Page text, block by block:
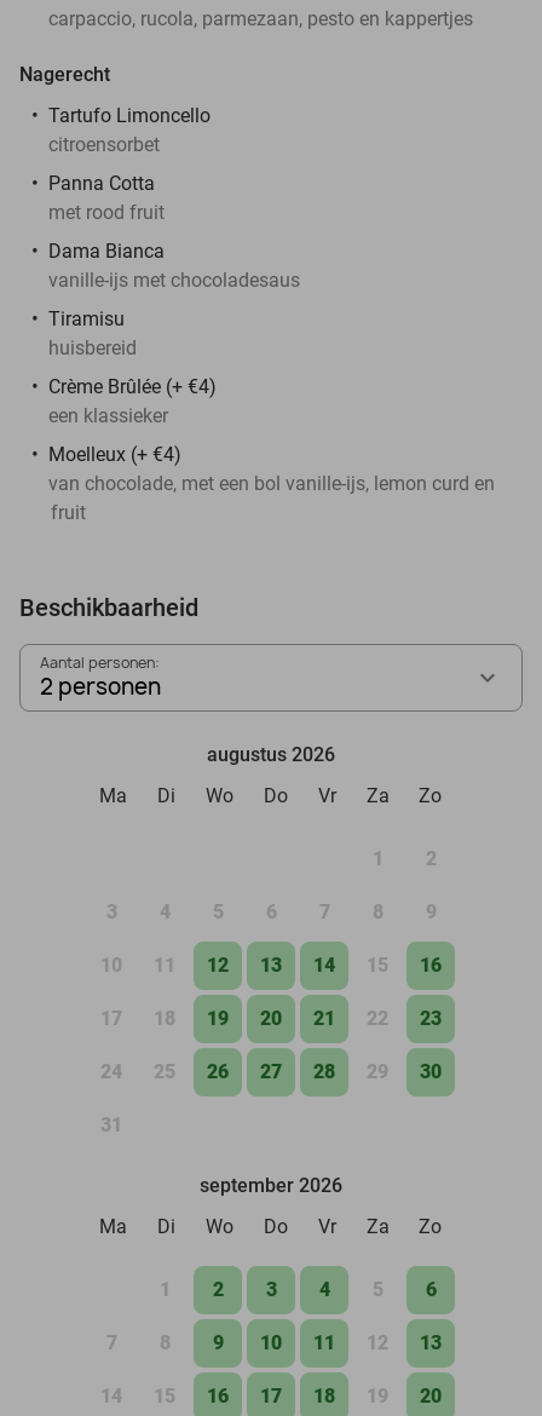
carpaccio, rucola, parmezaan, pesto en kappertjes
Nagerecht
Tartufo Limoncello
citroensorbet
Panna Cotta
met rood fruit
Dama Bianca
vanille-ijs met chocoladesaus
Tiramisu
huisbereid
Crème Brûlée (+ €4)
een klassieker
Moelleux (+ €4)
van chocolade, met een bol vanille-ijs, lemon curd en
fruit
Beschikbaarheid
Aantal personen:
2 personen
augustus 2026
Ma
Di Wo Do Vr Za Zo
1 2
3 4 5 6 7 8 9
10 11 12 13 14 15 16
17 18 19 20 21 22 23
24 25 26 27 28 29 30
31
september 2026
Ma
Di Wo Do Vr Za Zo
1 2 3 4 5 6
7 8 9 10 11 12 13
14 15 16 17 18 19 20